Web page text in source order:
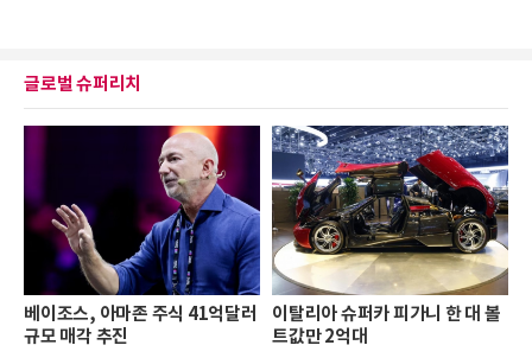
글로벌 슈퍼리치
베이조스, 아마존 주식 41억달러
규모 매각 추진
이탈리아 슈퍼카 피가니 한 대 볼
트값만 2억대